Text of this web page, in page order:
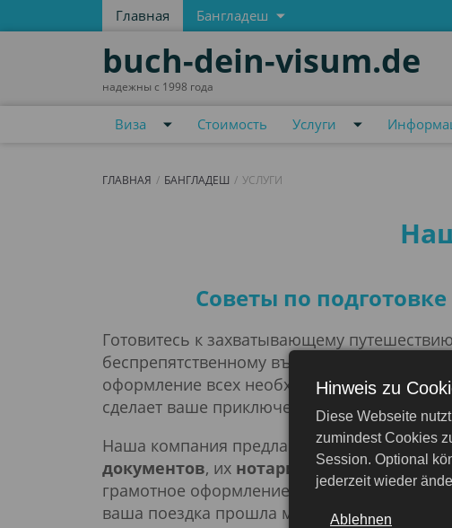
Главная Бангладеш
buch-dein-visum.de
надежны с 1998 года
Виза Стоимость Услуги
ГЛАВНАЯ БАНГЛАДЕШ УСЛУГИ
Советы по
Готовитесь к захватывающему
беспрепятственному въезду в страну,
оформление всех необходимых бумаг в
сделает ваше приключение в Бангладеш
Наша компания предлагает широкий
документов, их нотариальном
грамотное оформление ваших бумаг с
ваша поездка прошла максимально
Hinweis zu
Diese Webseite
zumindest Cookies
Session. Optional
jederzeit wieder
Ablehnen